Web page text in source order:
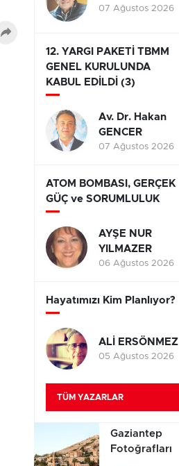
07 Ağustos 2026
12. YARGI PAKETİ TBMM
GENEL KURULUNDA
KABUL EDİLDİ (3)
Av. Dr. Hakan
GENCER
07 Ağustos 2026
ATOM BOMBASI, GERÇEK
GÜÇ ve SORUMLULUK
AYŞE NUR
YILMAZER
06 Ağustos 2026
Hayatımızı Kim Planlıyor?
ALİ ERSÖNMEZ
05 Ağustos 2026
TÜM YAZARLAR
Gaziantep
Fotoğrafları